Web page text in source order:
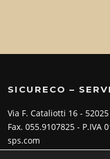
SICURECO –
Via F. Cataliotti 16 -
Fax. 055.9107825 - P.IVA
sps.com